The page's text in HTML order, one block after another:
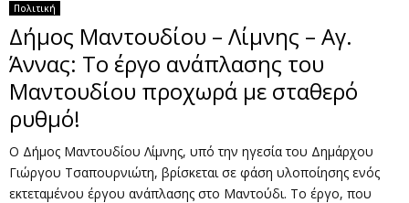
Πολιτική
Δήμος Μαντουδίου – Λίμνης – Αγ.
Άννας: Το έργο ανάπλασης του
Μαντουδίου προχωρά με σταθερό
ρυθμό!
Ο Δήμος Μαντουδίου Λίμνης, υπό την ηγεσία του Δημάρχου
Γιώργου Τσαπουρνιώτη, βρίσκεται σε φάση υλοποίησης ενός
εκτεταμένου έργου ανάπλασης στο Μαντούδι. Το έργο, που